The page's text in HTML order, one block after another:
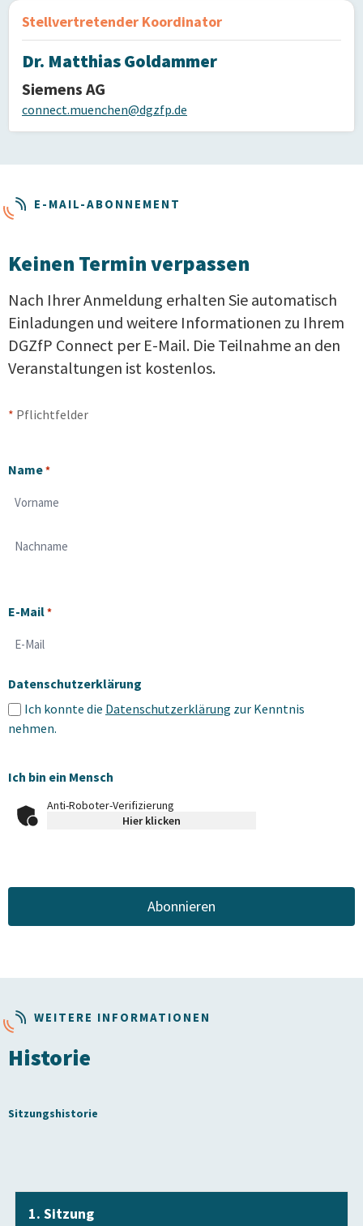
Stellvertretender Koordinator
Dr. Matthias Goldammer
Siemens AG
connect.muenchen@dgzfp.de
E-MAIL-ABONNEMENT
Keinen Termin verpassen
Nach Ihrer Anmeldung erhalten Sie automatisch
Einladungen und weitere Informationen zu Ihrem
DGZfP Connect per E-Mail. Die Teilnahme an den
Veranstaltungen ist kostenlos.
* Pflichtfelder
Name*
E-Mail*
Datenschutzerklärung
Ich konnte die Datenschutzerklärung zur Kenntnis
nehmen.
Ich bin ein Mensch
Anti-Roboter-Verifizierung
Hier klicken
WEITERE INFORMATIONEN
Historie
Sitzungshistorie
1. Sitzung